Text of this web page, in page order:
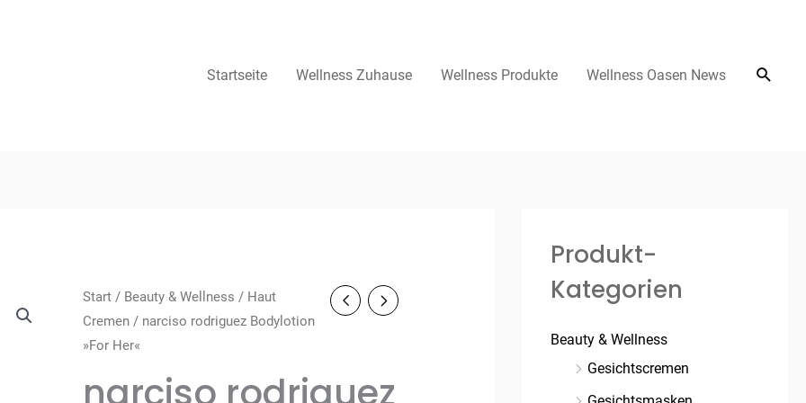
Startseite Wellness Zuhause Wellness Produkte Wellness Oasen News
Start/ Beauty & Wellness / Haut
Cremen/ narciso rodriguez Bodylotion
»For Her«
Produkt-
Kategorien
Beauty & Wellness
Gesichtscremen